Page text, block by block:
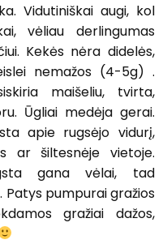
Vidutiniškai augi, kol
vėliau derlingumas
Kekės nėra didelės,
nemažos (4-5g) .
maišeliu, tvirta,
Ūgliai medėja gerai.
apie rugsėjo vidurį,
ar šiltesnėje vietoje.
gana vėlai, tad
Patys pumpurai gražios
gražiai dažos,